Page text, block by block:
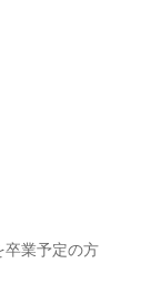
卒業予定の方